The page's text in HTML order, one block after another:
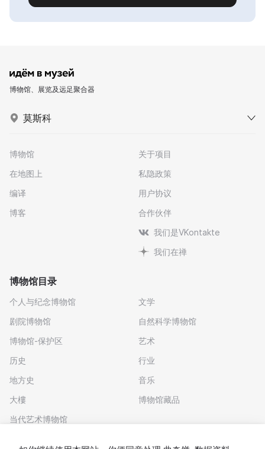
博物馆、展览及远足聚合器
莫斯科
博物馆
在地图上
编译
博客
关于项目
私隐政策
用户协议
合作伙伴
我们是VKontakte
我们在禅
博物馆目录
个人与纪念博物馆
剧院博物馆
博物馆-保护区
历史
地方史
大樓
当代艺术博物馆
文学
自然科学博物馆
艺术
行业
音乐
博物馆藏品